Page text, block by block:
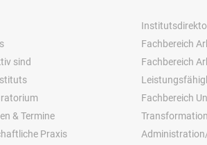
sind
& Termine
Praxis
Fachbereich
Fachbereich
Fachbereich
Transformation